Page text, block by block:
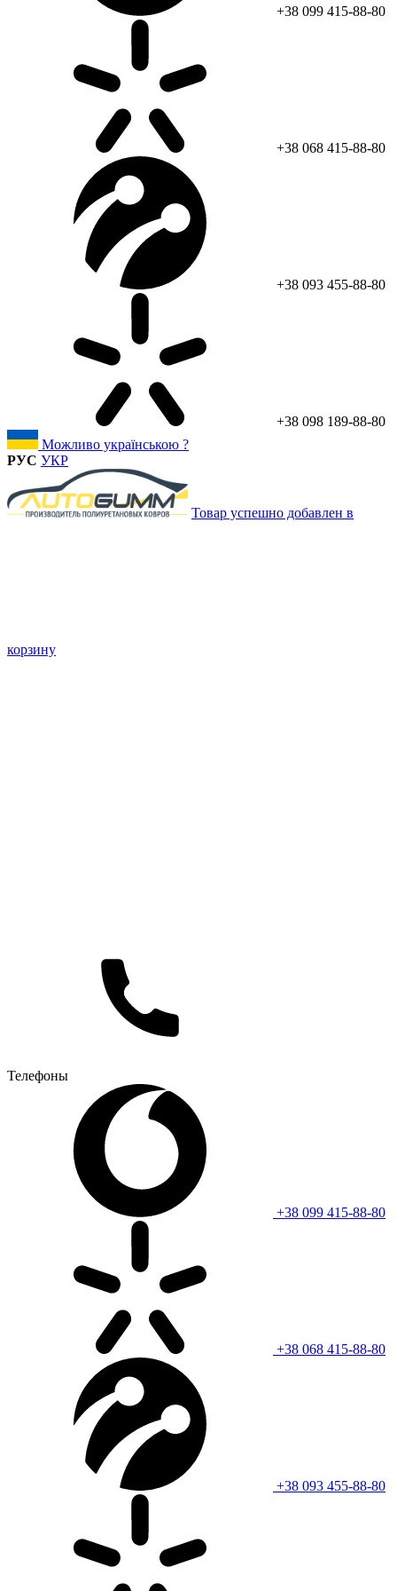
+38 099 415-88-80
+38 068 415-88-80
+38 093 455-88-80
+38 098 189-88-80
Можливо українською ?
РУС УКР
Товар успешно добавлен в
корзину
Телефоны
+38 099 415-88-80
+38 068 415-88-80
+38 093 455-88-80